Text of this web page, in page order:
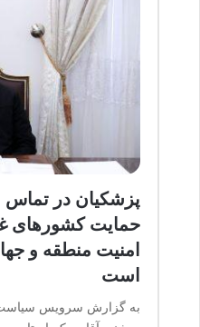
پزشکیان در
حمایت کشور‌های
امنیت منطقه و
است
به گزارش سرویس سیاست